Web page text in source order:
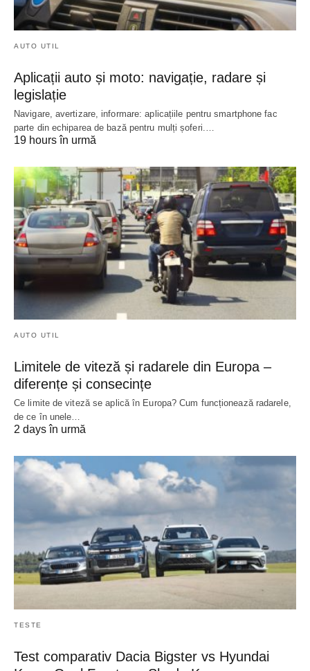
AUTO UTIL
Aplicații auto și moto: navigație, radare și
legislație
Navigare, avertizare, informare: aplicațiile pentru smartphone fac
parte din echiparea de bază pentru mulți șoferi.…
19 hours în urmă
AUTO UTIL
Limitele de viteză și radarele din Europa –
diferențe și consecințe
Ce limite de viteză se aplică în Europa? Cum funcționează radarele,
de ce în unele…
2 days în urmă
TESTE
Test comparativ Dacia Bigster vs Hyundai